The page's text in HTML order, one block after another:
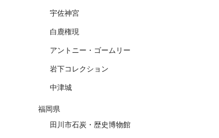
宇佐神宮
白鹿権現
アントニー・ゴームリー
岩下コレクション
中津城
福岡県
田川市石炭・歴史博物館